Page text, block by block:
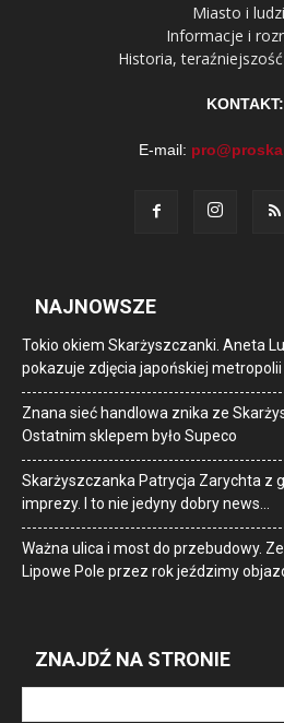
Miasto i
Informacje i
Historia, teraźniejszość
KONTAKT:
E-mail:
NAJNOWSZE
Tokio okiem Skarżyszczanki. Aneta
pokazuje zdjęcia japońskiej
Znana sieć handlowa znika ze
Ostatnim sklepem było Supeco
Skarżyszczanka Patrycja Zarychta z
imprezy. I to nie jedyny dobry news…
Ważna ulica i most do przebudowy.
Lipowe Pole przez rok jeździmy
ZNAJDŹ NA STRONIE